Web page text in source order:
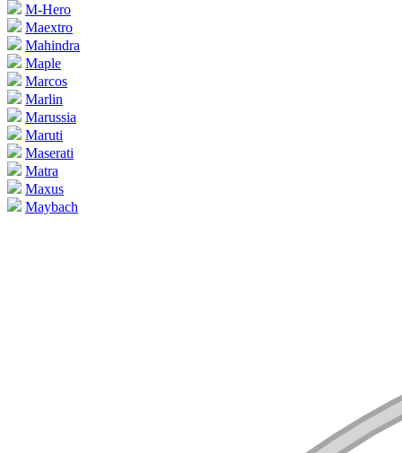
M-Hero
Maextro
Mahindra
Maple
Marcos
Marlin
Marussia
Maruti
Maserati
Matra
Maxus
Maybach